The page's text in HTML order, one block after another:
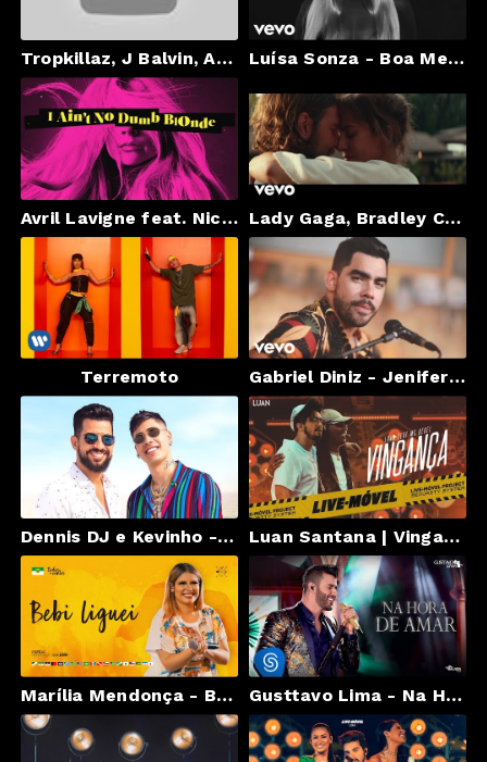
Tropkillaz, J Balvin, Anitta - Bola Rebola ft. MC Zaac Luísa Sonza - Boa Menina
Avril Lavigne feat. Nicki Minaj - Dumb Blonde (Lyric Video) Lady Gaga, Bradley Cooper - Shallow (A Star Is Born)
Terremoto Gabriel Diniz - Jenifer (Clipe Oficial)
Dennis DJ e Kevinho - Agora é tudo meu (Videoclipe Oficial) Luan Santana | Vingança ft Mc Kekel (Video Oficial) - Live-Móvel
Marília Mendonça - BEBI LIGUEI (TODOS OS CANTOS) Gusttavo Lima - Na Hora de Amar (Spending My Time) - DVD O Embaixador (Ao Vivo)